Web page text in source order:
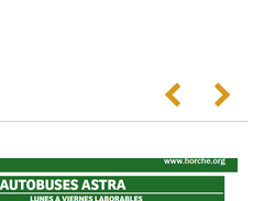
Anterior